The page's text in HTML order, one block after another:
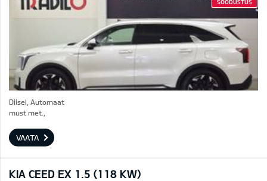
SOODUSTUS
Diisel, Automaat
must met.,
VAATA
KIA CEED EX 1.5 (118 KW)